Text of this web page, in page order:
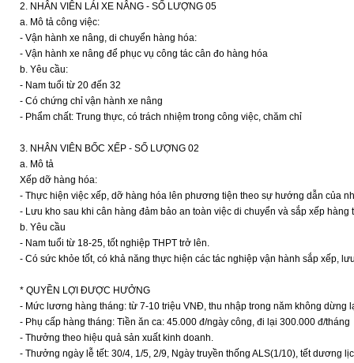
2. NHÂN VIÊN LÁI XE NÂNG - SỐ LƯỢNG 05
a. Mô tả công việc:
- Vận hành xe nâng, di chuyển hàng hóa:
- Vận hành xe nâng để phục vụ công tác cân đo hàng hóa
b. Yêu cầu:
- Nam tuổi từ 20 đến 32
- Có chứng chỉ vận hành xe nâng
- Phẩm chất: Trung thực, có trách nhiệm trong công việc, chăm chỉ
3. NHÂN VIÊN BỐC XẾP - SỐ LƯỢNG 02
a. Mô tả
Xếp dỡ hàng hóa:
- Thực hiện việc xếp, dỡ hàng hóa lên phương tiện theo sự hướng dẫn của
- Lưu kho sau khi cân hàng đảm bảo an toàn việc di chuyển và sắp xếp hàng
b. Yêu cầu
- Nam tuổi từ 18-25, tốt nghiệp THPT trở lên.
- Có sức khỏe tốt, có khả năng thực hiện các tác nghiệp vận hành sắp xếp,
* QUYỀN LỢI ĐƯỢC HƯỞNG
- Mức lương hàng tháng: từ 7-10 triệu VNĐ, thu nhập trong năm không dừng
- Phụ cấp hàng tháng: Tiền ăn ca: 45.000 đ/ngày công, đi lại 300.000 đ/tháng
- Thưởng theo hiệu quả sản xuất kinh doanh.
- Thưởng ngày lễ tết: 30/4, 1/5, 2/9, Ngày truyền thống ALS(1/10), tết dương